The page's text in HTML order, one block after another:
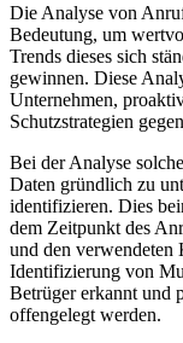
Die Analyse von
⁤Bedeutung, um
Trends dieses sich
gewinnen. Diese
Unternehmen,
Schutzstrategien
Bei​ der Analyse
Daten gründlich zu
identifizieren. Dies
dem Zeitpunkt des
und den
Identifizierung von
⁣Betrüger erkannt⁢ und
offengelegt werden.